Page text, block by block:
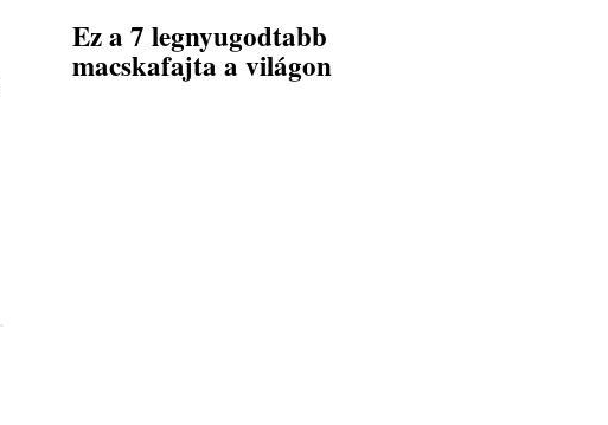
Ez a 7 legnyugodtabb
macskafajta a világon